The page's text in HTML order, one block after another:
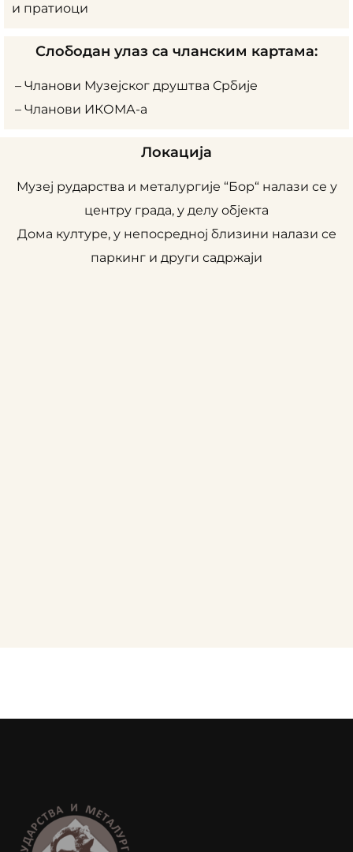
и пратиоци
Слободан улаз са чланским картама:
– Чланови Музејског друштва Србије
– Чланови ИКОМА-а
Локација
Музеј рударства и металургије “Бор“ налази се у
центру града, у делу објекта
Дома културе, у непосредној близини налази се
паркинг и други садржаји